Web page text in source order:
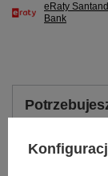
eRaty
Bank
dla innych.